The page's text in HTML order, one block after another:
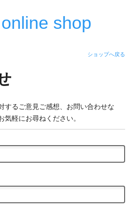
shop
ショップへ戻る
するご意見ご感想、お問い合わせな
気軽にお尋ねください。